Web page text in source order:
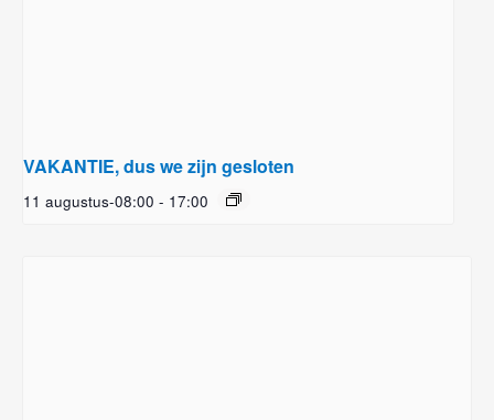
VAKANTIE, dus we zijn gesloten
11 augustus-08:00 - 17:00